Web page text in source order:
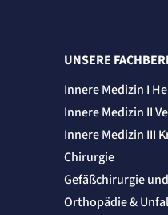
UNSERE
Innere Medizin I
Innere Medizin II
Innere Medizin III
Chirurgie
Gefäßchirurgie
Orthopädie &